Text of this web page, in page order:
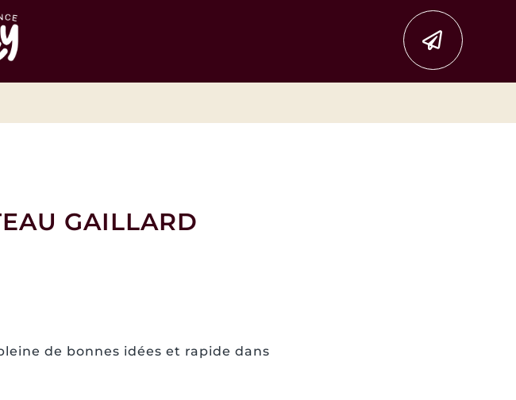
GAILLARD
de bonnes idées et rapide dans